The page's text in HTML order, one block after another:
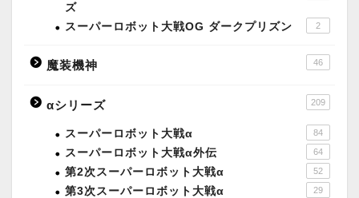
ズ
スーパーロボット大戦OG ダークプリズン 2
魔装機神 46
αシリーズ 209
スーパーロボット大戦α 84
スーパーロボット大戦α外伝 64
第2次スーパーロボット大戦α 52
第3次スーパーロボット大戦α 29